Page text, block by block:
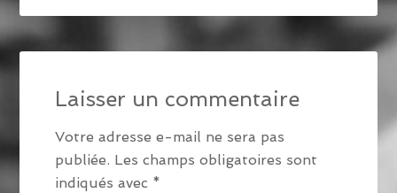
Laisser un commentaire
Votre adresse e-mail ne sera pas
publiée. Les champs obligatoires sont
indiqués avec *